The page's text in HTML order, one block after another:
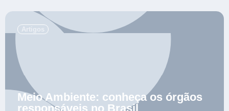
Artigos
Meio Ambiente: conheça os órgãos
responsáveis no Brasil